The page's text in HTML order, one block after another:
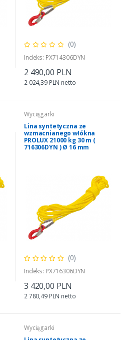
(0)
Indeks: PX714306DYN
2 490,00 PLN
2 024,39 PLN netto
Wyciągarki
Lina syntetyczna ze
wzmacnianego włókna
PROLUX 21000 kg 30 m (
716306DYN ) Ø 16 mm
(0)
Indeks: PX716306DYN
3 420,00 PLN
2 780,49 PLN netto
Wyciągarki